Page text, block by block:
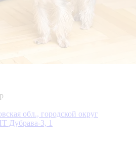
обл., городской округ
Дубрава-3, 1